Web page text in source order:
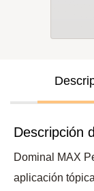
Descripción
Dominal MAX
aplicación